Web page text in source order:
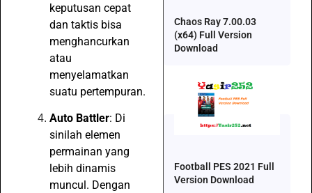
keputusan cepat
dan taktis bisa
menghancurkan
atau
menyelamatkan
suatu pertempuran.
Auto Battler: Di
sinilah elemen
permainan yang
lebih dinamis
muncul. Dengan
Chaos Ray 7.00.03
(x64) Full Version
Download
Football PES 2021 Full
Version Download